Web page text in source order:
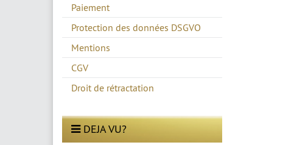
Paiement
Protection des données DSGVO
Mentions
CGV
Droit de rétractation
DEJA VU?